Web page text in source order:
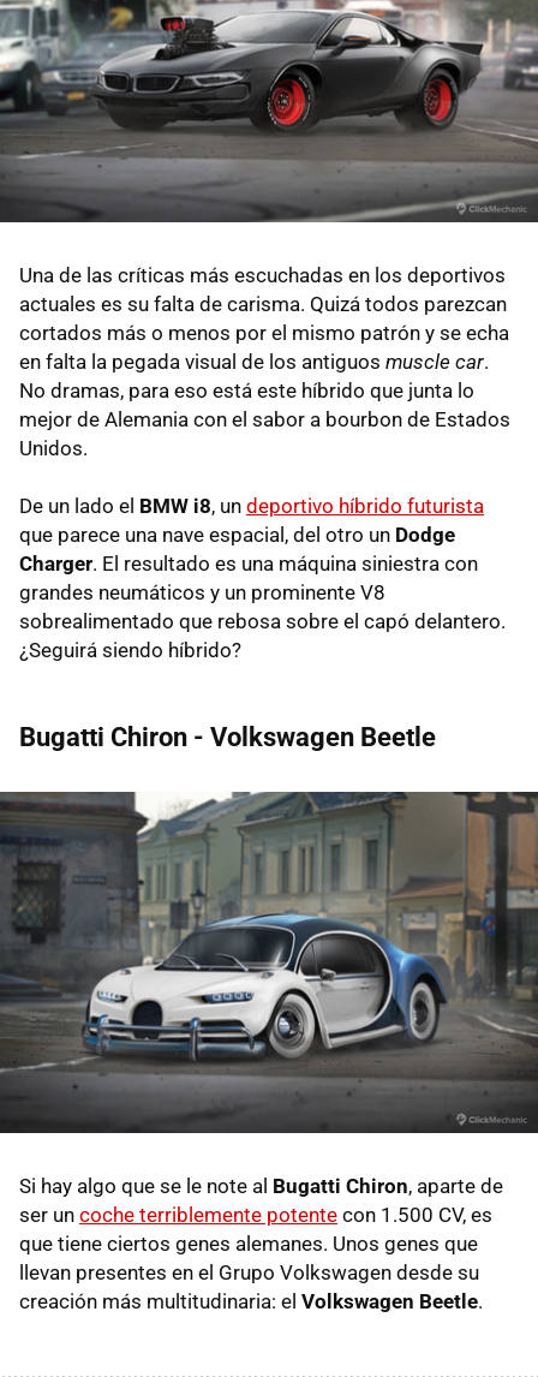
Una de las críticas más escuchadas en los deportivos
actuales es su falta de carisma. Quizá todos parezcan
cortados más o menos por el mismo patrón y se echa
en falta la pegada visual de los antiguos muscle car.
No dramas, para eso está este híbrido que junta lo
mejor de Alemania con el sabor a bourbon de Estados
Unidos.
De un lado el BMW i8, un deportivo híbrido futurista
que parece una nave espacial, del otro un Dodge
Charger. El resultado es una máquina siniestra con
grandes neumáticos y un prominente V8
sobrealimentado que rebosa sobre el capó delantero.
¿Seguirá siendo híbrido?
Bugatti Chiron - Volkswagen Beetle
Si hay algo que se le note al Bugatti Chiron, aparte de
ser un coche terriblemente potente con 1.500 CV, es
que tiene ciertos genes alemanes. Unos genes que
llevan presentes en el Grupo Volkswagen desde su
creación más multitudinaria: el Volkswagen Beetle.